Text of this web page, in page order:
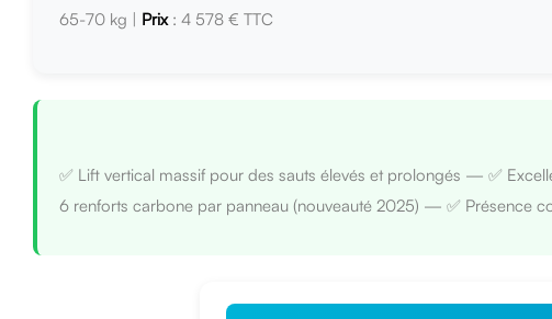
65-70 kg | Prix: 4 578 € TTC
✅ Lift vertical massif pour des sauts élevés et prolongés — ✅
6 renforts carbone par panneau (nouveauté 2025) — ✅ Présence